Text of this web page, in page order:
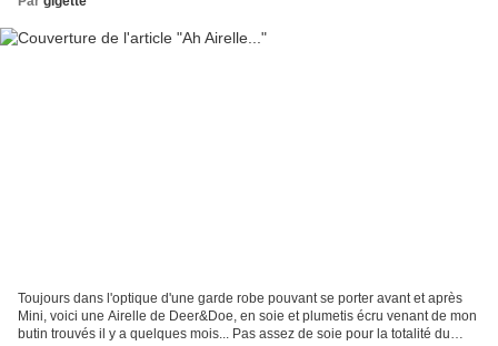
Toujours dans l'optique d'une garde robe pouvant se porter avant et après
Mini, voici une Airelle de Deer&Doe, en soie et plumetis écru venant de mon
butin trouvés il y a quelques mois... Pas assez de soie pour la totalité du